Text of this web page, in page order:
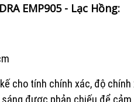
EMP905 - Lạc Hồng:
cho tính chính xác, độ
được phản chiếu để